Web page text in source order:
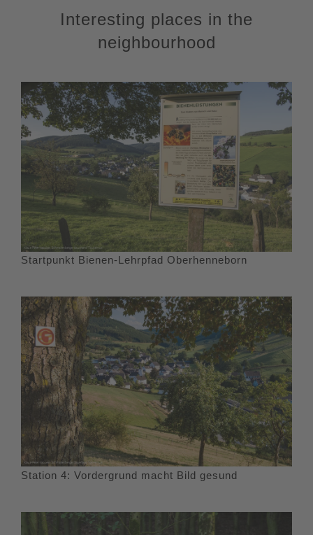
Interesting places in the
neighbourhood
Startpunkt Bienen-Lehrpfad Oberhenneborn
Station 4: Vordergrund macht Bild gesund